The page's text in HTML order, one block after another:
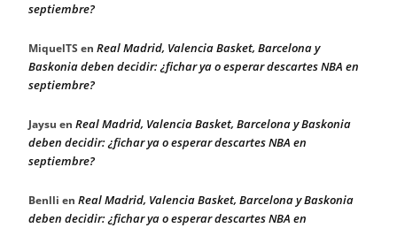
septiembre?
MiquelTS en Real Madrid, Valencia Basket, Barcelona y
Baskonia deben decidir: ¿fichar ya o esperar descartes NBA en
septiembre?
Jaysu en Real Madrid, Valencia Basket, Barcelona y Baskonia
deben decidir: ¿fichar ya o esperar descartes NBA en
septiembre?
Benlli en Real Madrid, Valencia Basket, Barcelona y Baskonia
deben decidir: ¿fichar ya o esperar descartes NBA en